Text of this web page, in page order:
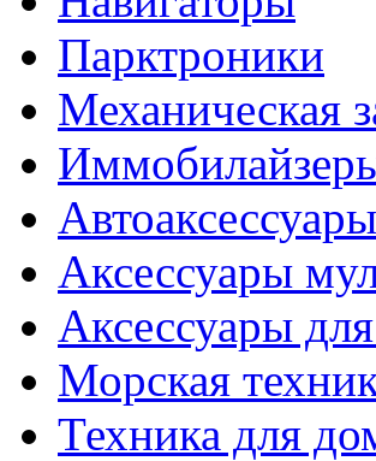
Парктроники
Механическая
Автоаксессуары
Аксессуары
Аксессуары
Морская
Техника для